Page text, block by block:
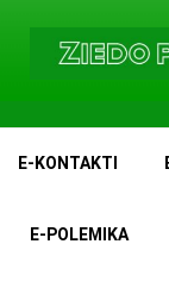
E-KONTAKTI
E-POLEMIKA